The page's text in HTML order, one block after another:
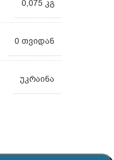
0,075 კგ
0 თვიდან
უკრაინა